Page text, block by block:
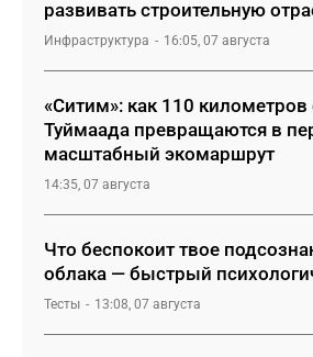
развивать строительную
Инфраструктура 16:05, 07 августа
«Ситим»: как 110
Туймаада превращаются в
масштабный экомаршрут
14:35, 07 августа
Что беспокоит твое
облака — быстрый
Тесты 13:08, 07 августа